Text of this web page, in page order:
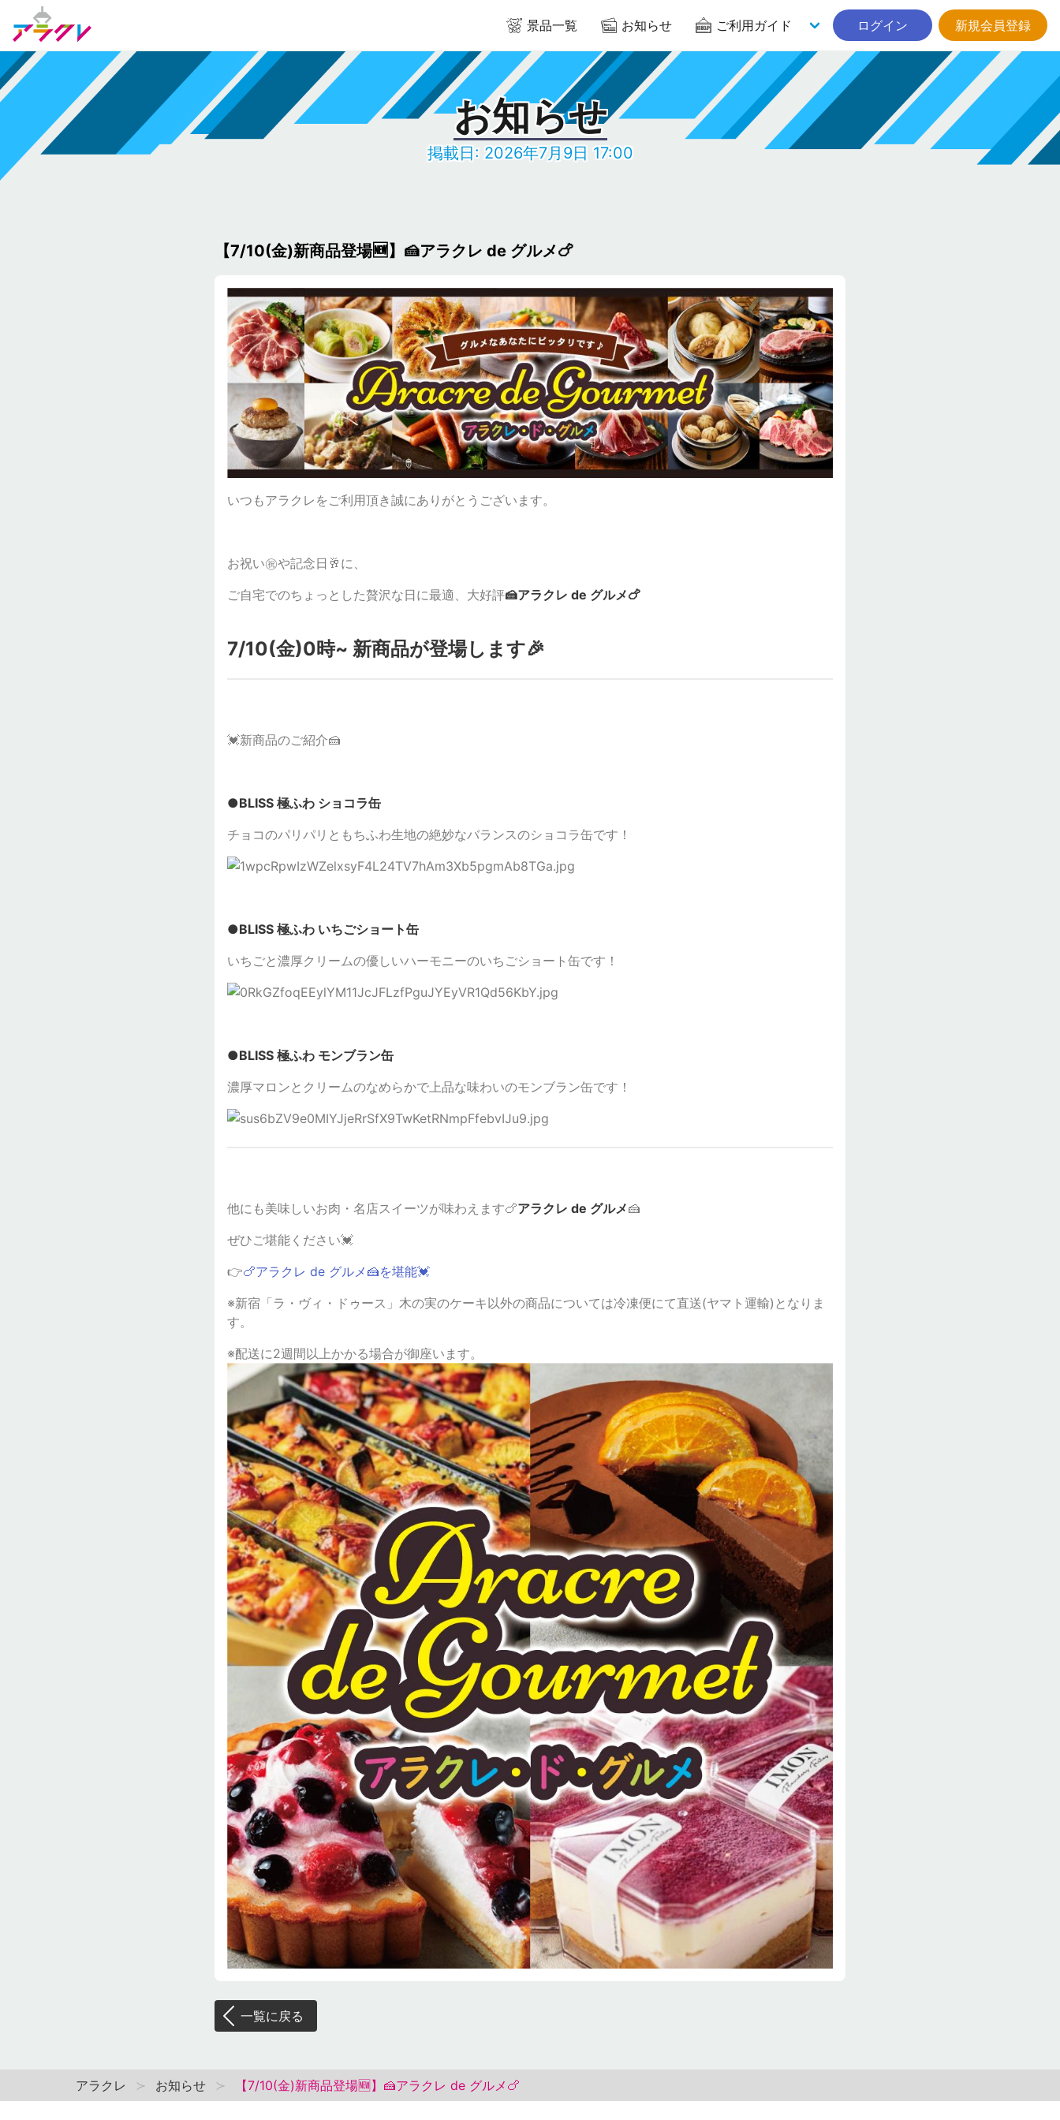
景品一覧 お知らせ ご利用ガイド ログイン 新規会員登録
お知らせ
掲載日: 2026年7月9日 17:00
【7/10(金)新商品登場🆕】🍰アラクレ de グルメ🍗
いつもアラクレをご利用頂き誠にありがとうございます。
お祝い㊗️や記念日🥂に、
ご自宅でのちょっとした贅沢な日に最適、大好評🍰アラクレ de グルメ🍗
7/10(金)0時~ 新商品が登場します🎉
💓新商品のご紹介🍰
●BLISS 極ふわ ショコラ缶
チョコのパリパリともちふわ生地の絶妙なバランスのショコラ缶です！
●BLISS 極ふわ いちごショート缶
いちごと濃厚クリームの優しいハーモニーのいちごショート缶です！
●BLISS 極ふわ モンブラン缶
濃厚マロンとクリームのなめらかで上品な味わいのモンブラン缶です！
他にも美味しいお肉・名店スイーツが味わえます🍗アラクレ de グルメ🍰
ぜひご堪能ください💓
👉🍗アラクレ de グルメ🍰を堪能💓
※新宿「ラ・ヴィ・ドゥース」木の実のケーキ以外の商品については冷凍便にて直送(ヤマト運輸)となりま
す。
※配送に2週間以上かかる場合が御座います。
一覧に戻る
アラクレ お知らせ 【7/10(金)新商品登場🆕】🍰アラクレ de グルメ🍗